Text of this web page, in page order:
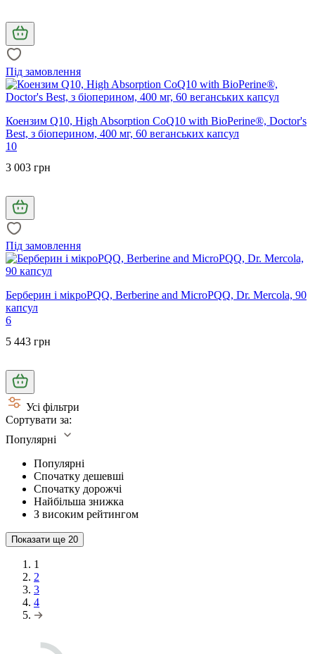
Під замовлення
Коензим Q10, High Absorption CoQ10 with BioPerine®, Doctor's
Best, з біоперином, 400 мг, 60 веганських капсул
10
3 003 грн
Під замовлення
Берберин і мікроPQQ, Berberine and MicroPQQ, Dr. Mercola, 90
капсул
6
5 443 грн
Усі фільтри
Сортувати за:
Популярні
Популярні
Спочатку дешевші
Спочатку дорожчі
Найбільша знижка
З високим рейтингом
Показати ще 20
1
2
3
4